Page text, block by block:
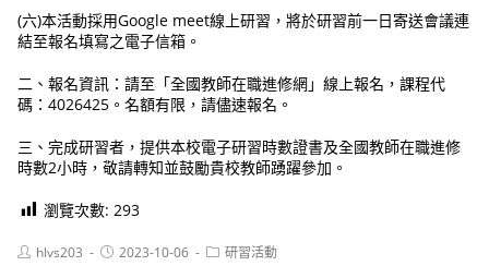
(六)本活動採用Google meet線上研習，將於研習前一日寄送會議連
結至報名填寫之電子信箱。
二、報名資訊：請至「全國教師在職進修網」線上報名，課程代
碼：4026425。名額有限，請儘速報名。
三、完成研習者，提供本校電子研習時數證書及全國教師在職進修
時數2小時，敬請轉知並鼓勵貴校教師踴躍參加。
瀏覽次數: 293
Posthlvs203
Post2023-10-06
Post研習活動